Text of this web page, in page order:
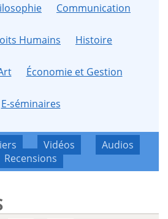
Communication
Humains Histoire
Économie et Gestion
E-séminaires
Vidéos
Audios
Recensions